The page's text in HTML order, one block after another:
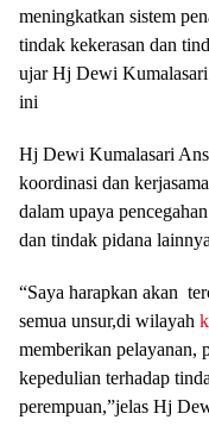
meningkatkan sistem
tindak kekerasan dan
ujar Hj Dewi
ini
Hj Dewi Kumalasari
koordinasi dan
dalam upaya
dan tindak pidana
“Saya harapkan akan
semua unsur,di wilayah
memberikan pelayanan,
kepedulian terhadap
perempuan,”jelas Hj